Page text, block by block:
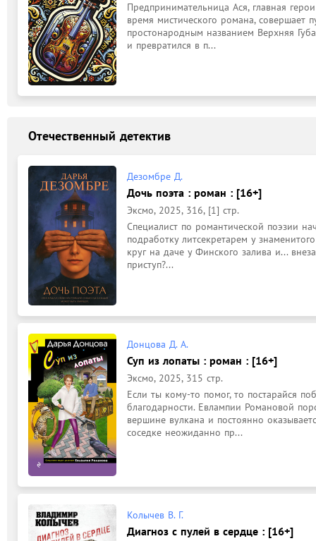
Предпринимательница Ася, главная
время мистического романа, совершает
простонародным названием Верхняя
и превратился в п...
Отечественный детектив
Дезомбре Д.
Дочь поэта : роман : [16+]
Эксмо, 2025, 316, [1] стр.
Специалист по романтической поэзии
подработку литсекретарем у
круг на даче у Финского залива и...
приступ?...
Донцова Д. А.
Суп из лопаты : роман : [16+]
Эксмо, 2025, 315 стр.
Если ты кому-то помог, то постарайся
благодарности. Евлампии Романовой
вершине вулкана и постоянно
соседке неожиданно пр...
Колычев В. Г.
Диагноз с пулей в сердце : [16+]